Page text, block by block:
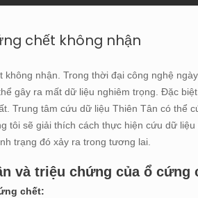
chết không nhận
không nhận. Trong thời đại công nghệ
gây ra mất dữ liệu nghiêm trọng. Đặc
Trung tâm cứu dữ liệu Thiên Tân có thể
tôi sẽ giải thích cách thực hiện cứu dữ
trạng đó xảy ra trong tương lai.
và triệu chứng của ổ cứng
chết: